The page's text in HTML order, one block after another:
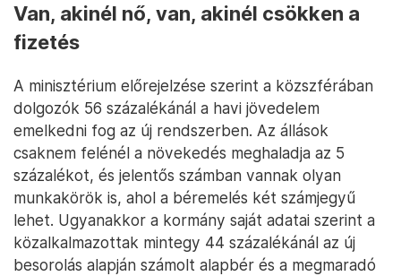
Van, akinél nő, van, akinél csökken a
fizetés
A minisztérium előrejelzése szerint a közszférában
dolgozók 56 százalékánál a havi jövedelem
emelkedni fog az új rendszerben. Az állások
csaknem felénél a növekedés meghaladja az 5
százalékot, és jelentős számban vannak olyan
munkakörök is, ahol a béremelés két számjegyű
lehet. Ugyanakkor a kormány saját adatai szerint a
közalkalmazottak mintegy 44 százalékánál az új
besorolás alapján számolt alapbér és a megmaradó